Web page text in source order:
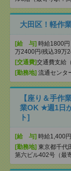
大田区！軽作
[給 与] 時給1800
万2400円/残込39万
[交通費]交通費支給
[勤務地] 流通センタ
【座り＆手作
業OK ★週1日
ト]
[給 与] 時給1,400
[勤務地] 東京都千代
第六ビル402号（最